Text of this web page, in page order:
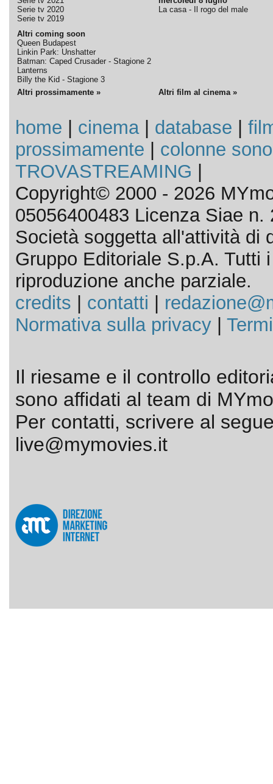
Serie tv 2020
Serie tv 2019
Altri coming soon
Queen Budapest
Linkin Park: Unshatter
Batman: Caped Crusader - Stagione 2
Lanterns
Billy the Kid - Stagione 3
La casa - Il rogo del male
Altri prossimamente » Altri film al cinema »
home cinema| database
prossimamente
colonne
TROVASTREAMING
Copyright© 2000 - 2026
05056400483 Licenza Siae n.
Società soggetta all'attività di
Gruppo Editoriale S.p.A. Tutti
riproduzione anche parziale.
credits
contatti
Normativa sulla privacy|
Il riesame e il controllo
sono affidati al team di
Per contatti, scrivere al
live@mymovies.it